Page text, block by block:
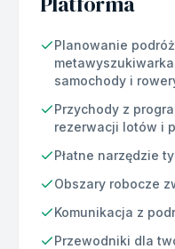
Planowanie
samochody i
Przychody z
rezerwacji lotów i
Płatne narzędzie
Obszary robocze
Komunikacja z
Przewodniki dla